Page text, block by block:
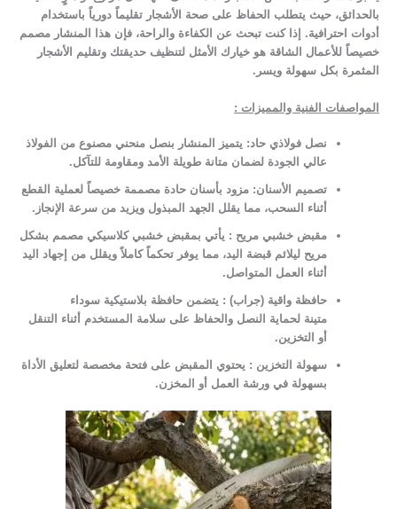
بالحدائق، حيث يتطلب الحفاظ على صحة الأشجار تقليماً دورياً باستخدام
أدوات احترافية. إذا كنت تبحث عن الكفاءة والراحة، فإن هذا المنشار مصمم
خصيصاً للأعمال الشاقة هو خيارك الأمثل لتنظيف حديقتك وتقليم الأشجار
المثمرة بكل سهولة ويسر .
المواصفات الفنية والمميزات :
نصل فولاذي حاد: يتميز المنشار بنصل منحني مصنوع من الفولاذ
عالي الجودة لضمان متانة طويلة الأمد ومقاومة للتآكل.
تصميم الأسنان: مزود بأسنان حادة مصممة خصيصاً لعملية القطع
أثناء السحب، مما يقلل الجهد المبذول ويزيد من سرعة الإنجاز .
مقبض خشبي مريح : يأتي بمقبض خشبي كلاسيكي مصمم بشكل
مريح ليلائم قبضة اليد، مما يوفر تحكماً كاملاً ويقلل من إجهاد اليد
أثناء العمل المتواصل.
حافظة واقية (جراب) : يتضمن حافظة بلاستيكية سوداء
متينة لحماية النصل والحفاظ على سلامة المستخدم أثناء التنقل
أو التخزين.
سهولة التخزين : يحتوي المقبض على فتحة مخصصة لتعليق الأداة
بسهولة في ورشة العمل أو المخزن.